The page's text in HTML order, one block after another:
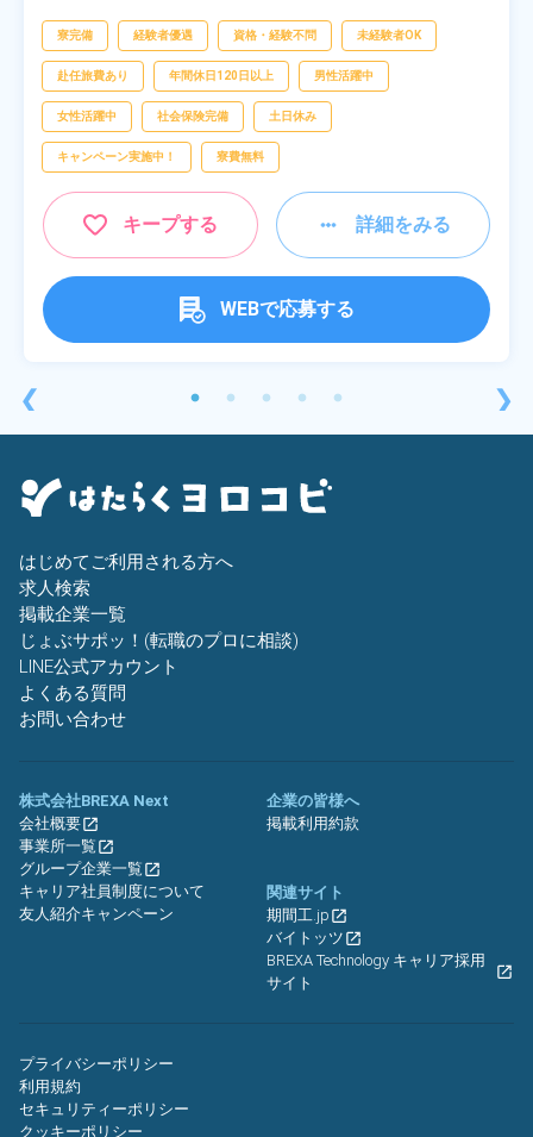
❮
寮完備 経験者優遇 資格・経験不問 未経験者OK
赴任旅費あり 年間休日120日以上 男性活躍中
女性活躍中 社会保険完備 土日休み
キャンペーン実施中！ 寮費無料
キープする 詳細をみる
WEBで応募する
❯
はじめてご利用される方へ
求人検索
掲載企業一覧
じょぶサポッ！(転職のプロに相談)
LINE公式アカウント
よくある質問
お問い合わせ
株式会社BREXA Next
会社概要
事業所一覧
グループ企業一覧
キャリア社員制度について
友人紹介キャンペーン
企業の皆様へ
掲載利用約款
関連サイト
期間工.jp
バイトッツ
BREXA Technology キャリア採用
サイト
プライバシーポリシー
利用規約
セキュリティーポリシー
クッキーポリシー